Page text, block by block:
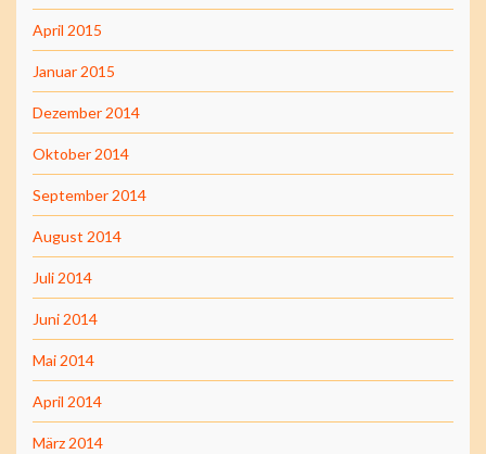
April 2015
Januar 2015
Dezember 2014
Oktober 2014
September 2014
August 2014
Juli 2014
Juni 2014
Mai 2014
April 2014
März 2014